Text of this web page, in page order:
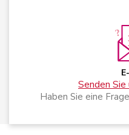
Senden
Haben Sie eine